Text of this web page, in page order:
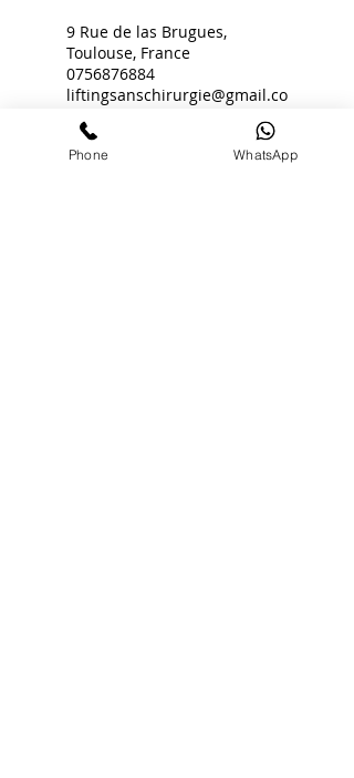
9 Rue de las Brugues,
Toulouse, France
0756876884
liftingsanschirurgie@gmail.co
Phone WhatsApp